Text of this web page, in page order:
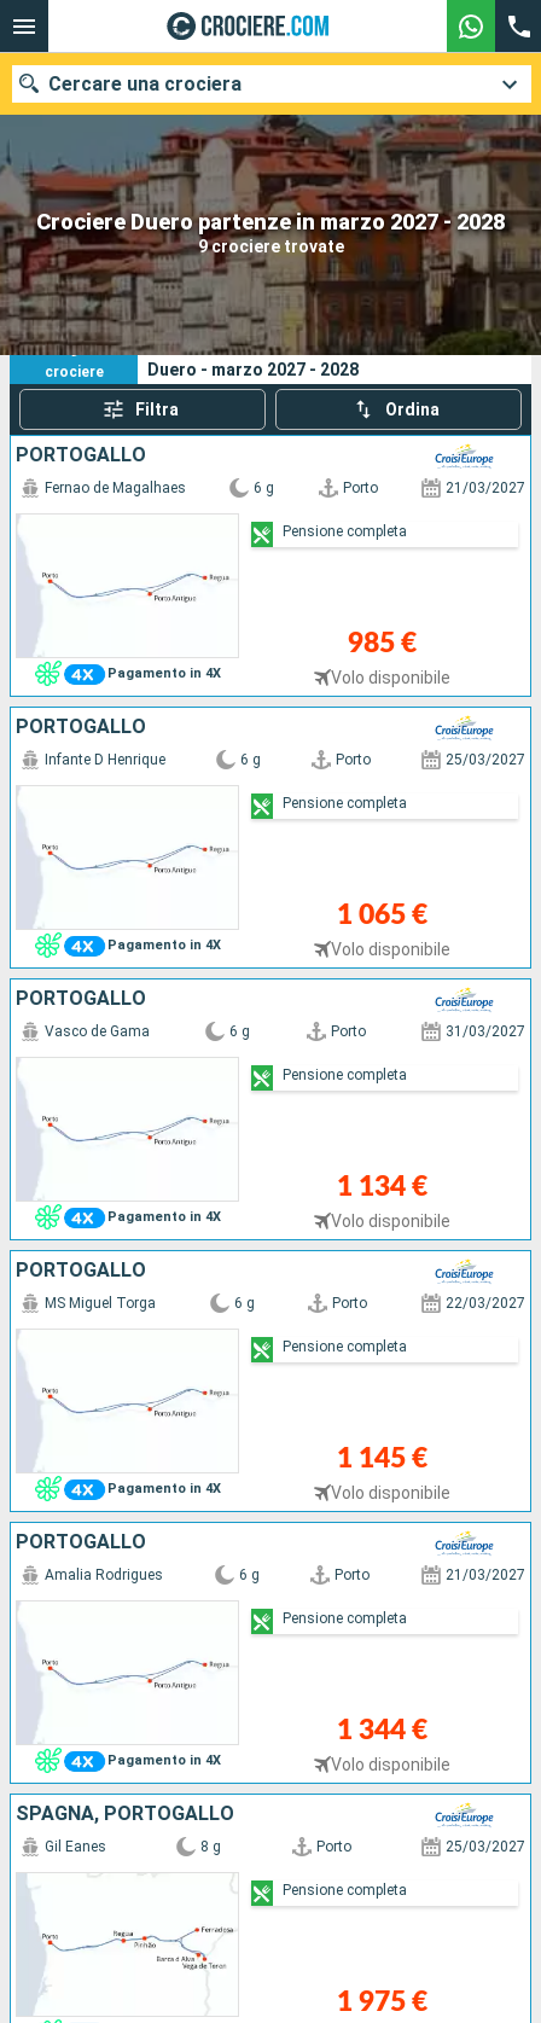
Crociere Duero partenze in marzo 2027 - 2028
9 crociere trovate
Cercare una crociera
Le nostre destinazioni
Mesi di partenza
Porti Compagnie
Ricerca
9
crociere
I tuoi criteri di ricerca:
Duero - marzo 2027 - 2028
Filtra Ordina
PORTOGALLO
Pagamento in 4X
Fernao de Magalhaes 6 g Porto 21/03/2027
985 €
Volo disponibile
Pensione completa
PORTOGALLO
Pagamento in 4X
Infante D Henrique 6 g Porto 25/03/2027
1 065 €
Volo disponibile
Pensione completa
PORTOGALLO
Pagamento in 4X
Vasco de Gama 6 g Porto 31/03/2027
1 134 €
Volo disponibile
Pensione completa
PORTOGALLO
Pagamento in 4X
MS Miguel Torga 6 g Porto 22/03/2027
1 145 €
Volo disponibile
Pensione completa
PORTOGALLO
Pagamento in 4X
Amalia Rodrigues 6 g Porto 21/03/2027
1 344 €
Volo disponibile
Pensione completa
SPAGNA, PORTOGALLO
Gil Eanes 8 g Porto 25/03/2027
1 975 €
Pensione completa